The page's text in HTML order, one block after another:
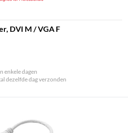
DVI M / VGA F
enkele dagen
dezelfde dag verzonden